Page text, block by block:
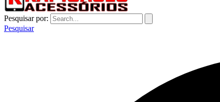
Pesquisar por:
Pesquisar